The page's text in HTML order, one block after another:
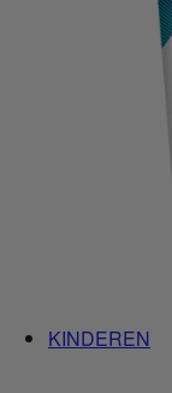
KINDEREN